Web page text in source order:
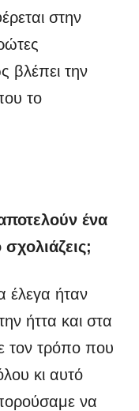
στην
βλέπει την
το
ένα
έλεγα ήταν
ήττα και στα
τον τρόπο που
κι αυτό
να